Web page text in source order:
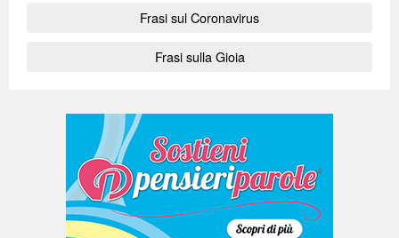
Frasi sul Coronavirus
Frasi sulla Gioia